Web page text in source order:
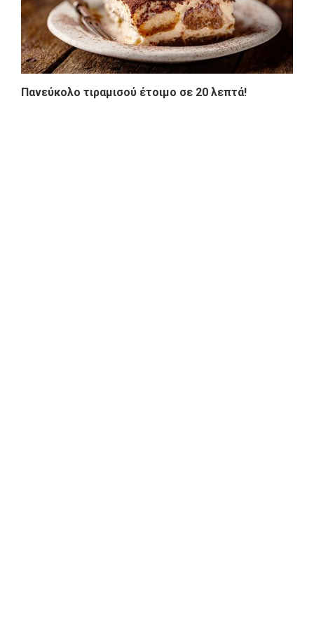
Πανεύκολο τιραμισού έτοιμο σε 20 λεπτά!